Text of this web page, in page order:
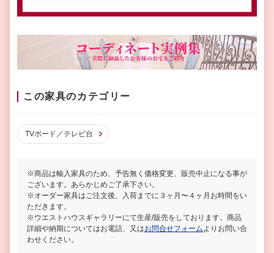
この家具のカテゴリー
TVボード／テレビ台
※商品は輸入家具のため、予告無く価格変更、販売中止になる事が
ございます。あらかじめご了承下さい。
※オーダー家具はご注文後、入荷までに３ヶ月〜４ヶ月お時間をい
ただきます。
※ウエストハウスギャラリーにて生産/販売をしております。商品
詳細や納期についてはお電話、又はお問合せフォーム よりお問い合
わせください。